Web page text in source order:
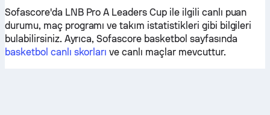
Sofascore'da LNB Pro A Leaders Cup ile ilgili canlı puan
durumu, maç programı ve takım istatistikleri gibi bilgileri
bulabilirsiniz. Ayrıca, Sofascore basketbol sayfasında
basketbol canlı skorları ve canlı maçlar mevcuttur.